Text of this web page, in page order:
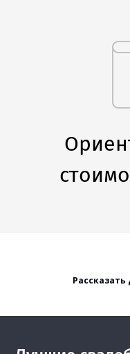
Рассказать